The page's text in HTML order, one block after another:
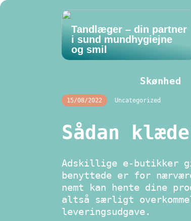
Tandlæger – din partner
i sund mundhygiejne
og smil
Skønhed
15/08/2022 Uncategorized
Sådan
Adskillige e-butikker
benyttede er for
nemt kan hente dine
altså særligt
leveringsudgave.